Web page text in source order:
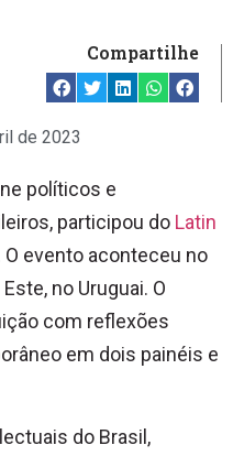
Compartilhe
de 2023
políticos e
participou do Latin
O evento aconteceu no
no Uruguai. O
com reflexões
em dois painéis e
do Brasil,